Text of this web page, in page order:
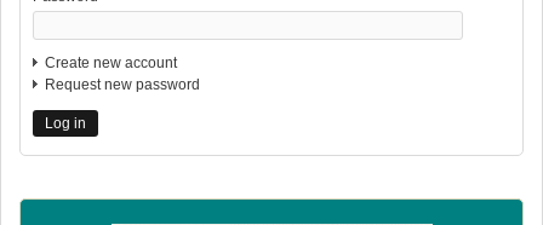
Create new account
Request new password